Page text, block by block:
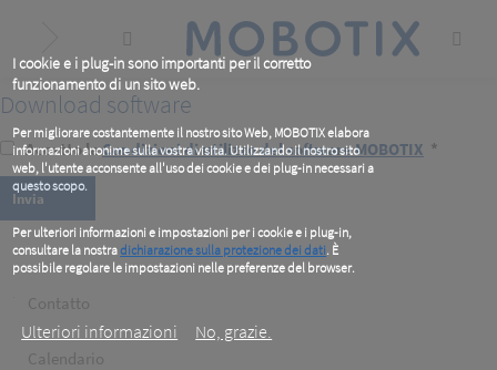
I cookie e i plug-in sono importanti per il corretto
funzionamento di un sito web.
Per migliorare costantemente il nostro sito Web, MOBOTIX elabora
informazioni anonime sulla vostra visita. Utilizzando il nostro sito
web, l'utente acconsente all'uso dei cookie e dei plug-in necessari a
questo scopo.
Per ulteriori informazioni e impostazioni per i cookie e i plug-in,
consultare la nostradichiarazione sulla protezione dei dati. È
possibile regolare le impostazioni nelle preferenze del browser.
Ulteriori informazioni
No, grazie.
content
Download software
Accetto leCondizioni di utilizzo del software MOBOTIX *
Footer
left
Contatto
Calendario